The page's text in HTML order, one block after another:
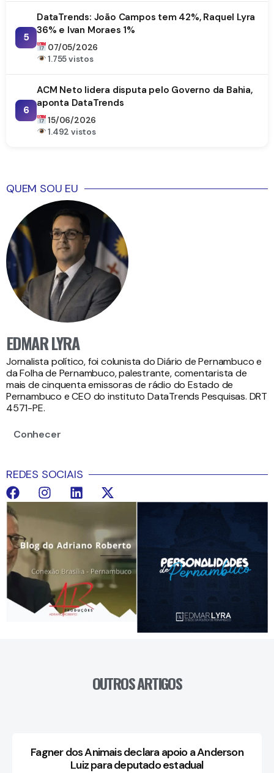
5
DataTrends: João Campos tem 42%, Raquel Lyra
36% e Ivan Moraes 1%
07/05/2026
1.755 vistos
6
ACM Neto lidera disputa pelo Governo da Bahia,
aponta DataTrends
15/06/2026
1.492 vistos
QUEM SOU EU
EDMAR LYRA
Jornalista político, foi colunista do Diário de Pernambuco e
da Folha de Pernambuco, palestrante, comentarista de
mais de cinquenta emissoras de rádio do Estado de
Pernambuco e CEO do instituto DataTrends Pesquisas. DRT
4571-PE.
Conhecer
REDES SOCIAIS
OUTROS ARTIGOS
Fagner dos Animais declara apoio a Anderson
Luiz para deputado estadual